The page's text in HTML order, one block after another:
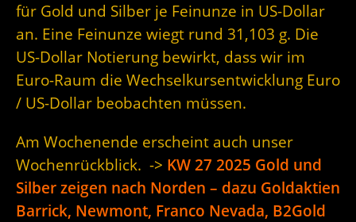
für Gold und Silber je Feinunze in US-Dollar
an. Eine Feinunze wiegt rund 31,103 g. Die
US-Dollar Notierung bewirkt, dass wir im
Euro-Raum die Wechselkursentwicklung Euro
/ US-Dollar beobachten müssen.
Am Wochenende erscheint auch unser
Wochenrückblick. -> KW 27 2025 Gold und
Silber zeigen nach Norden – dazu Goldaktien
Barrick, Newmont, Franco Nevada, B2Gold